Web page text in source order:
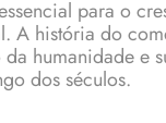
para o
A história do
humanidade e
dos séculos.